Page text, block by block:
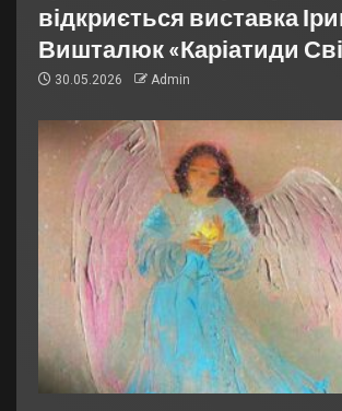
відкриється виставка
Вишталюк «Каріатиди
30.05.2026 Admin